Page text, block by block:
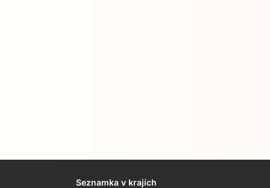
Seznamka v krajích